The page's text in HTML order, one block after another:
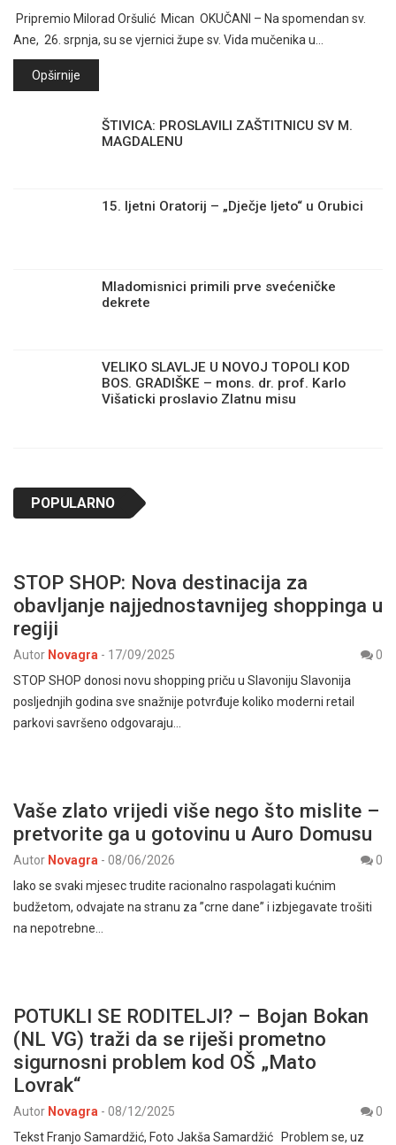
Pripremio Milorad Oršulić Mican OKUČANI – Na spomendan sv.
Ane, 26. srpnja, su se vjernici župe sv. Vida mučenika u…
Opširnije
ŠTIVICA: PROSLAVILI ZAŠTITNICU SV M.
MAGDALENU
15. ljetni Oratorij – „Dječje ljeto“ u Orubici
Mladomisnici primili prve svećeničke
dekrete
VELIKO SLAVLJE U NOVOJ TOPOLI KOD
BOS. GRADIŠKE – mons. dr. prof. Karlo
Višaticki proslavio Zlatnu misu
POPULARNO
STOP SHOP: Nova destinacija za
obavljanje najjednostavnijeg shoppinga u
regiji
Autor Novagra - 17/09/2025
0
STOP SHOP donosi novu shopping priču u Slavoniju Slavonija
posljednjih godina sve snažnije potvrđuje koliko moderni retail
parkovi savršeno odgovaraju…
Vaše zlato vrijedi više nego što mislite –
pretvorite ga u gotovinu u Auro Domusu
Autor Novagra - 08/06/2026
0
Iako se svaki mjesec trudite racionalno raspolagati kućnim
budžetom, odvajate na stranu za ”crne dane” i izbjegavate trošiti
na nepotrebne…
POTUKLI SE RODITELJI? – Bojan Bokan
(NL VG) traži da se riješi prometno
sigurnosni problem kod OŠ „Mato
Lovrak“
Autor Novagra - 08/12/2025
0
Tekst Franjo Samardžić, Foto Jakša Samardžić Problem se, uz